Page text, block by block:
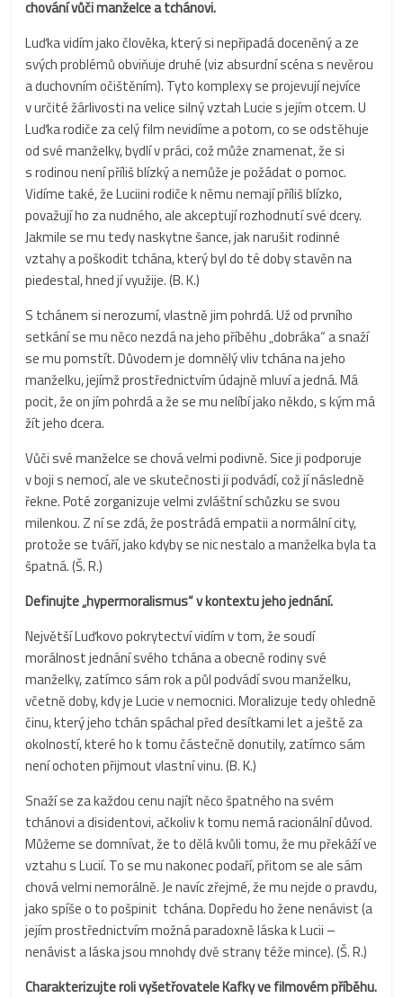
chování vůči manželce a tchánovi.
Luďka vidím jako člověka, který si nepřipadá doceněný a ze
svých problémů obviňuje druhé (viz absurdní scéna s nevěrou
a duchovním očištěním). Tyto komplexy se projevují nejvíce
v určité žárlivosti na velice silný vztah Lucie s jejím otcem. U
Luďka rodiče za celý film nevidíme a potom, co se odstěhuje
od své manželky, bydlí v práci, což může znamenat, že si
s rodinou není příliš blízký a nemůže je požádat o pomoc.
Vidíme také, že Luciini rodiče k němu nemají příliš blízko,
považují ho za nudného, ale akceptují rozhodnutí své dcery.
Jakmile se mu tedy naskytne šance, jak narušit rodinné
vztahy a poškodit tchána, který byl do té doby stavěn na
piedestal, hned jí využije. (B. K.)
S tchánem si nerozumí, vlastně jim pohrdá. Už od prvního
setkání se mu něco nezdá na jeho příběhu „dobráka“ a snaží
se mu pomstít. Důvodem je domnělý vliv tchána na jeho
manželku, jejímž prostřednictvím údajně mluví a jedná. Má
pocit, že on jím pohrdá a že se mu nelíbí jako někdo, s kým má
žít jeho dcera.
Vůči své manželce se chová velmi podivně. Sice ji podporuje
v boji s nemocí, ale ve skutečnosti ji podvádí, což jí následně
řekne. Poté zorganizuje velmi zvláštní schůzku se svou
milenkou. Z ní se zdá, že postrádá empatii a normální city,
protože se tváří, jako kdyby se nic nestalo a manželka byla ta
špatná. (Š. R.)
Definujte „hypermoralismus“ v kontextu jeho jednání.
Největší Luďkovo pokrytectví vidím v tom, že soudí
morálnost jednání svého tchána a obecně rodiny své
manželky, zatímco sám rok a půl podvádí svou manželku,
včetně doby, kdy je Lucie v nemocnici. Moralizuje tedy ohledně
činu, který jeho tchán spáchal před desítkami let a ještě za
okolností, které ho k tomu částečně donutily, zatímco sám
není ochoten přijmout vlastní vinu. (B. K.)
Snaží se za každou cenu najít něco špatného na svém
tchánovi a disidentovi, ačkoliv k tomu nemá racionální důvod.
Můžeme se domnívat, že to dělá kvůli tomu, že mu překáží ve
vztahu s Lucií. To se mu nakonec podaří, přitom se ale sám
chová velmi nemorálně. Je navíc zřejmé, že mu nejde o pravdu,
jako spíše o to pošpinit tchána. Dopředu ho žene nenávist (a
jejím prostřednictvím možná paradoxně láska k Lucii –
nenávist a láska jsou mnohdy dvě strany téže mince). (Š. R.)
Charakterizujte roli vyšetřovatele Kafky ve filmovém příběhu.